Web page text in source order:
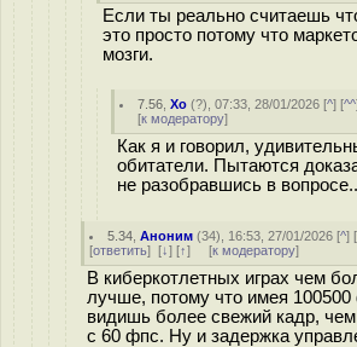
Если ты реально считаешь
это просто потому что
мозги.
7.56 ,Xo (?), 07:33, 28/01/2026 [^] [^^
[к модератору]
Как я и говорил,
обитатели. Пытаются
не разобравшись в
5.34 ,Аноним (34), 16:53, 27/01/2026 [^] [
[ответить] [↓] [↑] [к модератору]
В киберкотлетных играх чем
лучше, потому что имея 100500
видишь более свежий кадр,
с 60 фпс. Ну и задержка